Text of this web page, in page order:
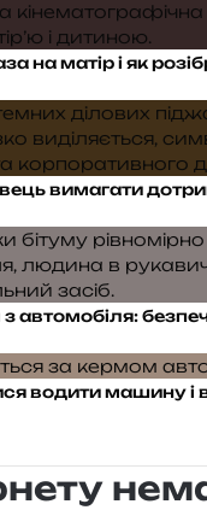
на матір і як
вимагати
з автомобіля:
водити машину і